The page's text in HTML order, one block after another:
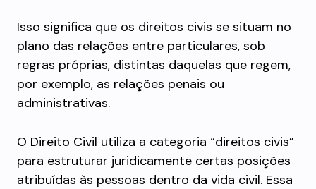
Isso significa que os direitos civis se situam no
plano das relações entre particulares, sob
regras próprias, distintas daquelas que regem,
por exemplo, as relações penais ou
administrativas.
O Direito Civil utiliza a categoria “direitos civis”
para estruturar juridicamente certas posições
atribuídas às pessoas dentro da vida civil. Essa